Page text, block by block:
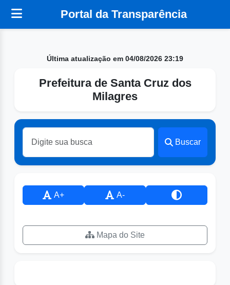
Portal da Transparência
Última atualização em 04/08/2026 23:19
Prefeitura de Santa Cruz dos
Milagres
Buscar
A+ A-
Mapa do Site